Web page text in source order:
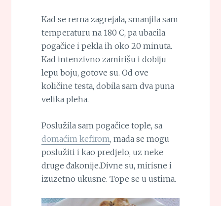
Kad se rerna zagrejala, smanjila sam
temperaturu na 180 C, pa ubacila
pogačice i pekla ih oko 20 minuta.
Kad intenzivno zamirišu i dobiju
lepu boju, gotove su. Od ove
količine testa, dobila sam dva puna
velika pleha.
Poslužila sam pogačice tople, sa
domaćim kefirom, mada se mogu
poslužiti i kao predjelo, uz neke
druge đakonije.Divne su, mirisne i
izuzetno ukusne. Tope se u ustima.